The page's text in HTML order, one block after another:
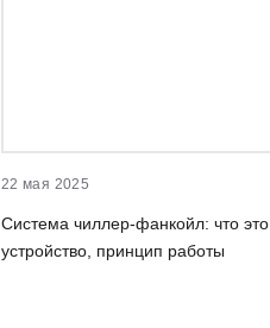
22 мая 2025
Система чиллер-фанкойл: что это,
устройство, принцип работы